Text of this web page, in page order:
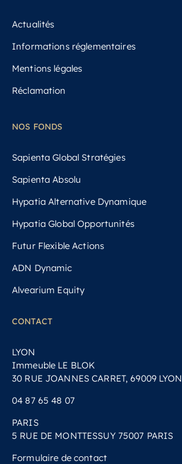
Actualités
Informations réglementaires
Mentions légales
Réclamation
NOS FONDS
Sapienta Global Stratégies
Sapienta Absolu
Hypatia Alternative Dynamique
Hypatia Global Opportunités
Futur Flexible Actions
ADN Dynamic
Alvearium Equity
CONTACT
LYON
Immeuble LE BLOK
30 RUE JOANNES CARRET, 69009 LYON
04 87 65 48 07
PARIS
5 RUE DE MONTTESSUY 75007 PARIS
Formulaire de contact